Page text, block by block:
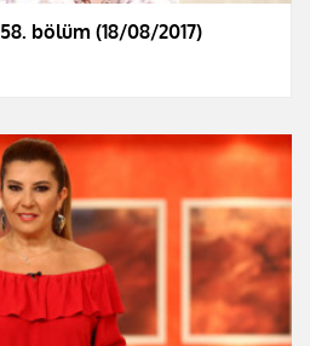
bölüm (18/08/2017)